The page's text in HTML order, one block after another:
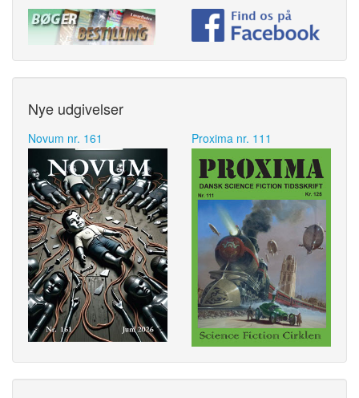
Nye udgivelser
Novum nr. 161 Proxima nr. 111